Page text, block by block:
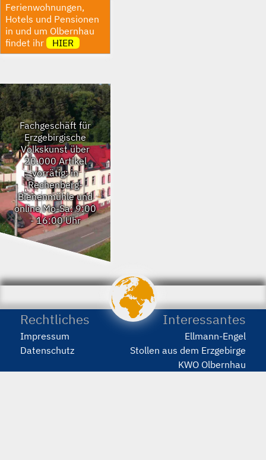
Ferienwohnungen,
Hotels und Pensionen
in und um Olbernhau
findet ihr
HIER
Fachgeschäft für
Erzgebirgische
Volkskunst über
20.000 Artikel
vorrätig: in
Rechenberg-
Bienenmühle und
online Mo-Sa: 9:00
- 16:00 Uhr
porstmann.com
wir
machen
Webseiten
Rechtliches
Impressum
Datenschutz
Interessantes
Ellmann-Engel
Stollen aus dem Erzgebirge
KWO Olbernhau